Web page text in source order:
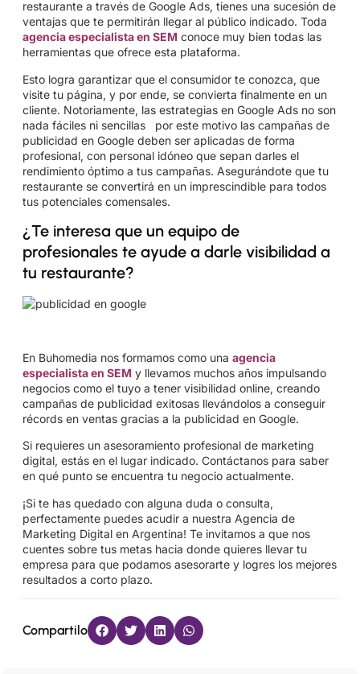
restaurante a través de Google Ads, tienes una sucesión de
ventajas que te permitirán llegar al público indicado. Toda
agencia especialista en SEM conoce muy bien todas las
herramientas que ofrece esta plataforma.
Esto logra garantizar que el consumidor te conozca, que
visite tu página, y por ende, se convierta finalmente en un
cliente. Notoriamente, las estrategias en Google Ads no son
nada fáciles ni sencillas por este motivo las campañas de
publicidad en Google deben ser aplicadas de forma
profesional, con personal idóneo que sepan darles el
rendimiento óptimo a tus campañas. Asegurándote que tu
restaurante se convertirá en un imprescindible para todos
tus potenciales comensales.
¿Te interesa que un equipo de
profesionales te ayude a darle visibilidad a
tu restaurante?
En Buhomedia nos formamos como una agencia
especialista en SEM y llevamos muchos años impulsando
negocios como el tuyo a tener visibilidad online, creando
campañas de publicidad exitosas llevándolos a conseguir
récords en ventas gracias a la publicidad en Google.
Si requieres un asesoramiento profesional de marketing
digital, estás en el lugar indicado. Contáctanos para saber
en qué punto se encuentra tu negocio actualmente.
¡Si te has quedado con alguna duda o consulta,
perfectamente puedes acudir a nuestra Agencia de
Marketing Digital en Argentina! Te invitamos a que nos
cuentes sobre tus metas hacia donde quieres llevar tu
empresa para que podamos asesorarte y logres los mejores
resultados a corto plazo.
Compartilo